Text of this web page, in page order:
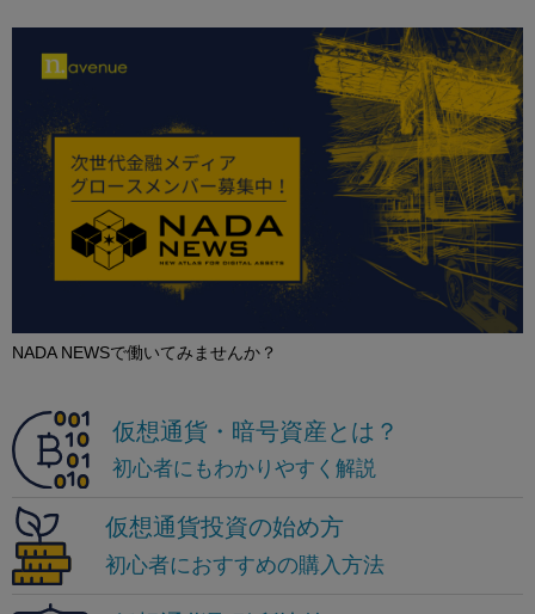
NADA NEWSで働いてみませんか？